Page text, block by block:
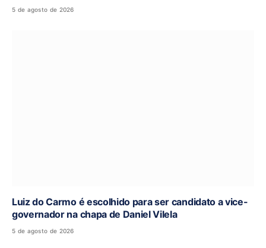
5 de agosto de 2026
Luiz do Carmo é escolhido para ser candidato a vice-
governador na chapa de Daniel Vilela
5 de agosto de 2026